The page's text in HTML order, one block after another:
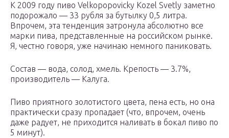
К 2009 году пиво Velkopopovicky Kozel Svetly заметно
подорожало — 33 рубля за бутылку 0,5 литра.
Впрочем, эта тенденция затронула абсолютно все
марки пива, представленные на российском рынке.
Я, честно говоря, уже начинаю немного паниковать.
Состав — вода, солод, хмель. Крепость — 3.7%,
производитель — Калуга.
Пиво приятного золотистого цвета, пена есть, но она
практически сразу пропадает (что, впрочем, очень
даже радует, не приходится наливать в бокал пиво по
5 минут).